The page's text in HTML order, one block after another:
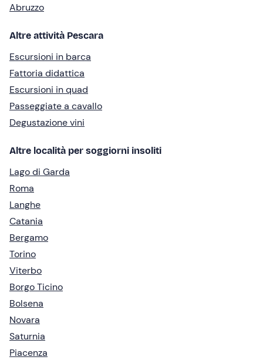
Abruzzo
Altre attività Pescara
Escursioni in barca
Fattoria didattica
Escursioni in quad
Passeggiate a cavallo
Degustazione vini
Altre località per soggiorni insoliti
Lago di Garda
Roma
Langhe
Catania
Bergamo
Torino
Viterbo
Borgo Ticino
Bolsena
Novara
Saturnia
Piacenza